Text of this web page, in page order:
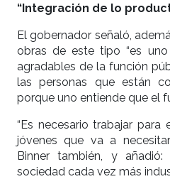
“Integración de lo
El gobernador señaló,
obras de este tipo “es
agradables de la función
las personas que están
porque uno entiende que el
“Es necesario trabajar
jóvenes que va a
Binner también, y
sociedad cada vez más